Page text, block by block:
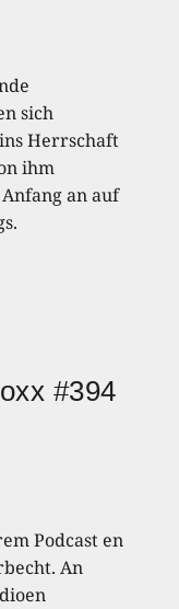
sich
Herrschaft
ihm
an auf
#394
Podcast en
An